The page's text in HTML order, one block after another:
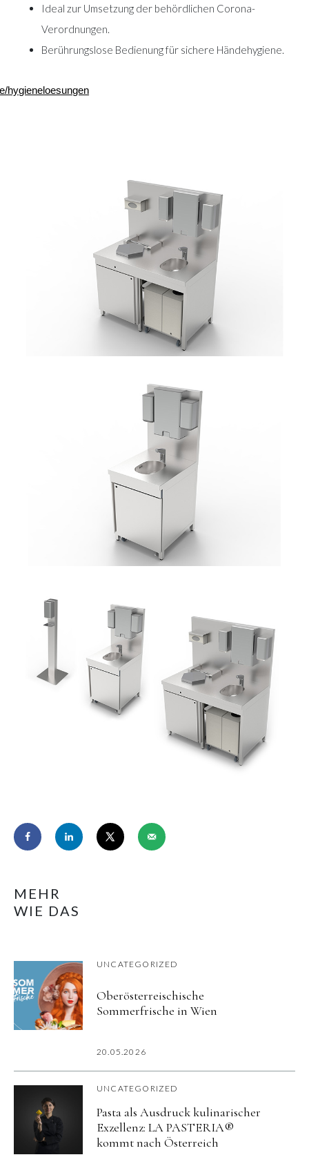
Ideal zur Umsetzung der behördlichen Corona-
Verordnungen.
Berührungslose Bedienung für sichere Händehygiene.
hygieneloesungen
MEHR
WIE DAS
UNCATEGORIZED
Oberösterreischische
Sommerfrische in Wien
20.05.2026
UNCATEGORIZED
Pasta als Ausdruck kulinarischer
Exzellenz: LA PASTERIA®
kommt nach Österreich